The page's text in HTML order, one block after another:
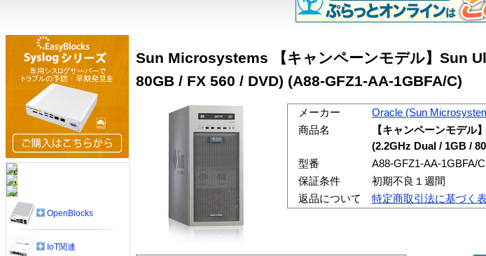
Sun Microsystems 【キャンペーンモデル】Sun
80GB / FX 560 / DVD) (A88-GFZ1-AA-1GBFA/C)
メーカー
Oracle (Sun
商品名
【キャンペーンモデル
(2.2GHz Dual / 1GB /
型番
A88-GFZ1-AA-1GBFA/C
保証条件
初期不良１週間
返品について
特定商取引法に基づく
OpenBlocks
IoT関連